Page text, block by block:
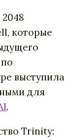
которые
выступила
для
.
Trinity: